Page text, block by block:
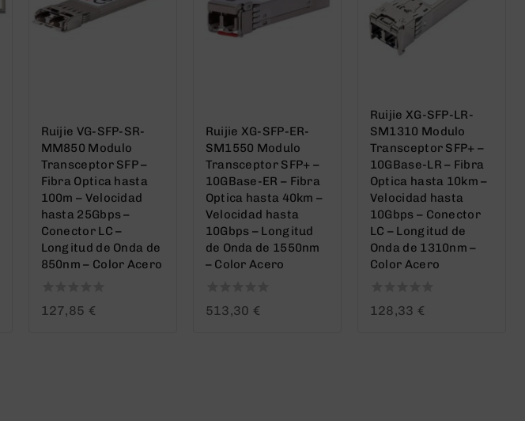
Ruijie VG-SFP-SR-
MM850 Modulo
Transceptor SFP –
Fibra Optica hasta
100m – Velocidad
hasta 25Gbps –
Conector LC –
Longitud de Onda de
850nm – Color Acero
0127,85 €
Ruijie XG-SFP-ER-
SM1550 Modulo
Transceptor SFP+ –
10GBase-ER – Fibra
Optica hasta 40km –
Velocidad hasta
10Gbps – Longitud
de Onda de 1550nm
– Color Acero
0
513,30 €
Ruijie XG-SFP-LR-
SM1310 Modulo
Transceptor SFP+ –
10GBase-LR – Fibra
Optica hasta 10km –
Velocidad hasta
10Gbps – Conector
LC – Longitud de
Onda de 1310nm –
Color Acero
0128,33 €